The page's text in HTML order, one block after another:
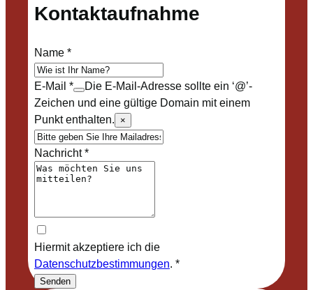
Kontaktaufnahme
Name*
E-Mail *
Die E-Mail-Adresse sollte ein ‘@’-
Zeichen und eine gültige Domain mit einem
Punkt enthalten.
×
Nachricht*
Hiermit akzeptiere ich die
Datenschutzbestimmungen. *
Senden